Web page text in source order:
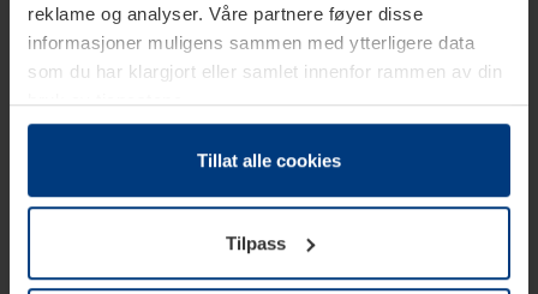
reklame og analyser. Våre partnere føyer disse
informasjoner muligens sammen med ytterligere data
som du har klargjort eller samlet innenfor rammen av din
bruk av tjenestene.
Etter loven kan vi lagre informasjonskapsler på din
datamaskin, hvis disse er absolutt nødvendig for drift av
trenger vi din tillatelse. Du kan når som helst endre eller
tilbakekalle ditt samtykke i forklaringen av
informasjonskapselen på sidenPersonvernerklæringpå
Tillat alle cookies
Tilpass